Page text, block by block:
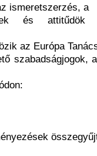
ismeretszerzés, a
és attitűdök
az Európa
szabadságjogok,